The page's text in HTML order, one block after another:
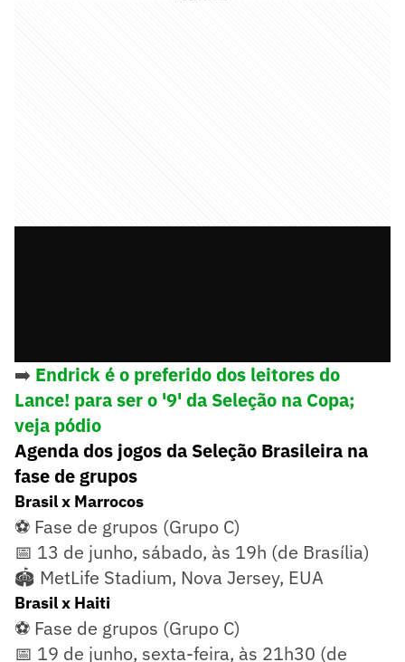
➡️ Endrick é o preferido dos leitores do
Lance! para ser o '9' da Seleção na Copa;
veja pódio
Agenda dos jogos da Seleção Brasileira na
fase de grupos
Brasil x Marrocos
⚽ Fase de grupos (Grupo C)
📅 13 de junho, sábado, às 19h (de Brasília)
🏟️ MetLife Stadium, Nova Jersey, EUA
Brasil x Haiti
⚽ Fase de grupos (Grupo C)
📅 19 de junho, sexta-feira, às 21h30 (de